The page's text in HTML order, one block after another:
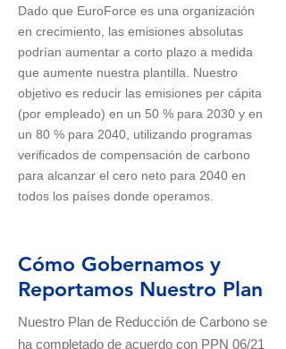
Dado que EuroForce es una organización
en crecimiento, las emisiones absolutas
podrían aumentar a corto plazo a medida
que aumente nuestra plantilla. Nuestro
objetivo es reducir las emisiones per cápita
(por empleado) en un 50 % para 2030 y en
un 80 % para 2040, utilizando programas
verificados de compensación de carbono
para alcanzar el cero neto para 2040 en
todos los países donde operamos.
Cómo Gobernamos y
Reportamos Nuestro Plan
Nuestro Plan de Reducción de Carbono se
ha completado de acuerdo con PPN 06/21